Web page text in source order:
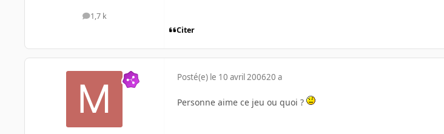
1,7 k
messages
Citer
Posté(e) le 10 avril 200620 a
Personne aime ce jeu ou quoi ?